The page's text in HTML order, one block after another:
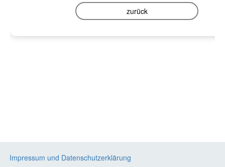
zurück
Impressum und Datenschutzerklärung